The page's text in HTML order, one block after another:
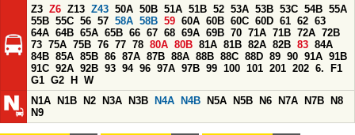
Z3 Z6 Z13 Z43 50A 50B 51A 51B 52 53A 53B 53C 54B 55A
55B 55C 56 57 58A 58B 59 60A 60B 60C 60D 61 62 63
64A 64B 65A 65B 66 67 68 69A 69B 70 71A 71B 72A 72B
73 75A 75B 76 77 78 80A 80B 81A 81B 82A 82B 83 84A
84B 85A 85B 86 87A 87B 88A 88B 88C 88D 89 90 91A 91B
91C 92A 92B 93 94 96 97A 97B 99 100 101 201 202 6.
F1
G1 G2 H
W
N1A
N1B N2 N3A N3B N4A N4B N5A N5B N6 N7A N7B
N8
N9